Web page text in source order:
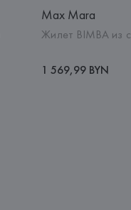
Max Mara
Жилет BIMBA из
1 569,99 BYN